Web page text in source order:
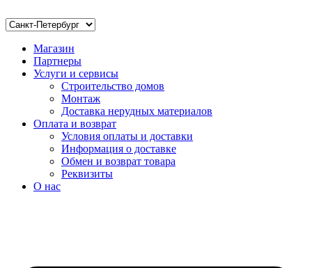
Магазин
Партнеры
Услуги и сервисы
Строительство домов
Монтаж
Доставка нерудных материалов
Оплата и возврат
Условия оплаты и доставки
Информация о доставке
Обмен и возврат товара
Реквизиты
О нас